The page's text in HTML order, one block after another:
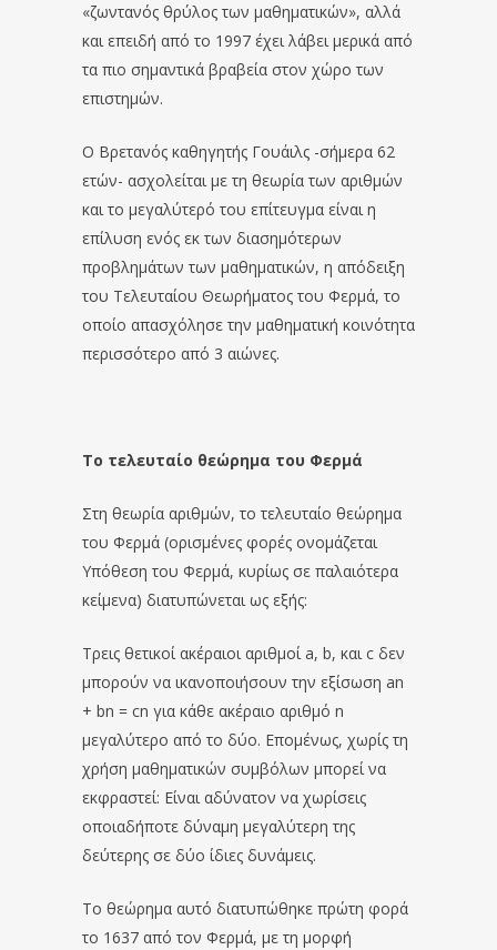
«ζωντανός θρύλος των μαθηματικών», αλλά
και επειδή από το 1997 έχει λάβει μερικά από
τα πιο σημαντικά βραβεία στον χώρο των
επιστημών.
Ο Βρετανός καθηγητής Γουάιλς -σήμερα 62
ετών- ασχολείται με τη θεωρία των αριθμών
και το μεγαλύτερό του επίτευγμα είναι η
επίλυση ενός εκ των διασημότερων
προβλημάτων των μαθηματικών, η απόδειξη
του Τελευταίου Θεωρήματος του Φερμά, το
οποίο απασχόλησε την μαθηματική κοινότητα
περισσότερο από 3 αιώνες.
Το τελευταίο θεώρημα του Φερμά
Στη θεωρία αριθμών, το τελευταίο θεώρημα
του Φερμά (ορισμένες φορές ονομάζεται
Υπόθεση του Φερμά, κυρίως σε παλαιότερα
κείμενα) διατυπώνεται ως εξής:
Τρεις θετικοί ακέραιοι αριθμοί a, b, και c δεν
μπορούν να ικανοποιήσουν την εξίσωση an
+ bn = cn για κάθε ακέραιο αριθμό n
μεγαλύτερο από το δύο. Επομένως, χωρίς τη
χρήση μαθηματικών συμβόλων μπορεί να
εκφραστεί: Είναι αδύνατον να χωρίσεις
οποιαδήποτε δύναμη μεγαλύτερη της
δεύτερης σε δύο ίδιες δυνάμεις.
Το θεώρημα αυτό διατυπώθηκε πρώτη φορά
το 1637 από τον Φερμά, με τη μορφή